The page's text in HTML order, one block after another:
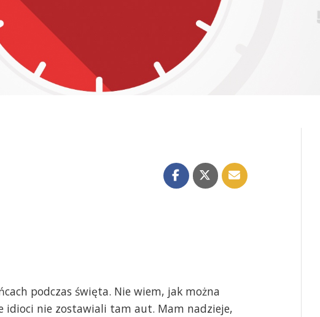
podczas święta. Nie wiem, jak można
idioci nie zostawiali tam aut. Mam nadzieje,